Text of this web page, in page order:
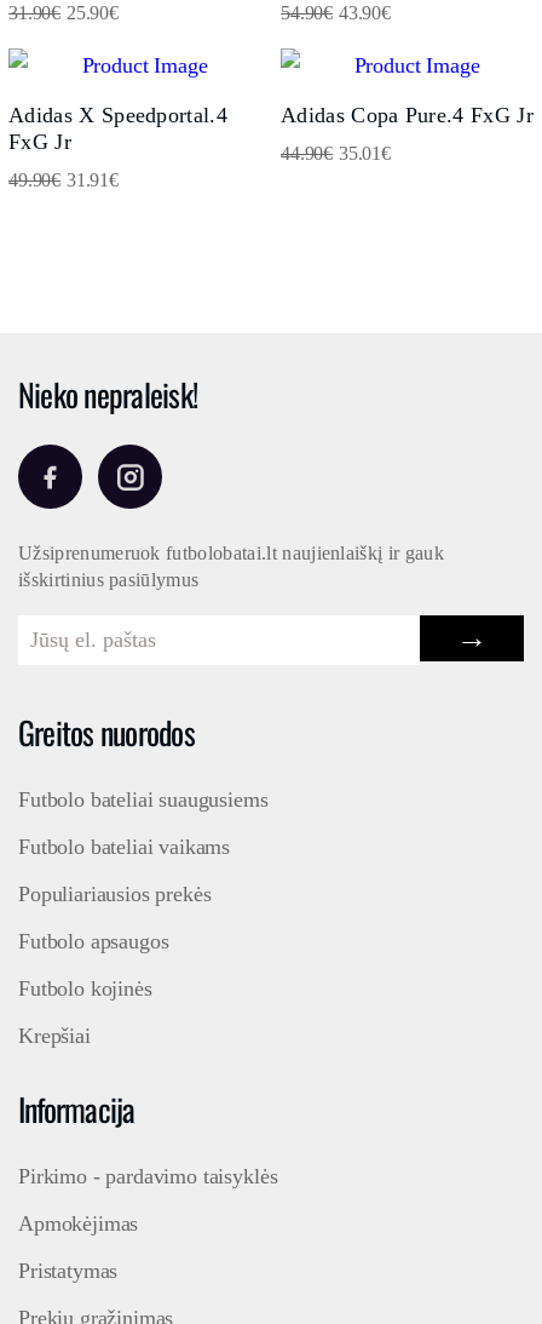
31.90€ 25.90€ 54.90€ 43.90€
Adidas X Speedportal.4
FxG Jr
49.90€ 31.91€
Adidas Copa Pure.4 FxG Jr
44.90€ 35.01€
Nieko nepraleisk!
Užsiprenumeruok futbolobatai.lt naujienlaiškį ir gauk
išskirtinius pasiūlymus
→
Greitos nuorodos
Futbolo bateliai suaugusiems
Futbolo bateliai vaikams
Populiariausios prekės
Futbolo apsaugos
Futbolo kojinės
Krepšiai
Informacija
Pirkimo - pardavimo taisyklės
Apmokėjimas
Pristatymas
Prekių grąžinimas